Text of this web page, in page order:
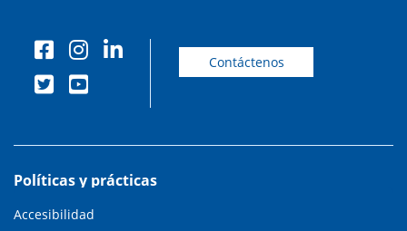
Contáctenos
Políticas y prácticas
Accesibilidad